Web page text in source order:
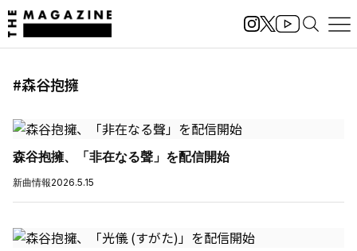
#森谷抱擁
森谷抱擁、「非在なる聲」を配信開始
新曲情報2026.5.15